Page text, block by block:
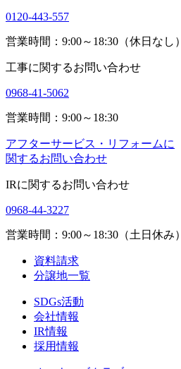
0120-443-557
営業時間：9:00～18:30（休日なし）
工事に関するお問い合わせ
0968-41-5062
営業時間：9:00～18:30
アフターサービス・リフォームに
関するお問い合わせ
IRに関するお問い合わせ
0968-44-3227
営業時間：9:00～18:30（土日休み）
資料請求
分譲地一覧
SDGs活動
会社情報
IR情報
採用情報